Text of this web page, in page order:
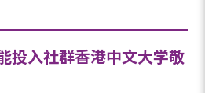
投入社群香港中文大学敬